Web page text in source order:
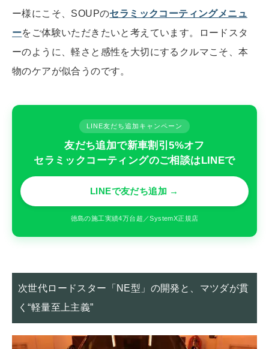
ー様にこそ、SOUPのセラミックコーティングメニュ
ーをご体験いただきたいと考えています。ロードスタ
ーのように、軽さと感性を大切にするクルマこそ、本
物のケアが似合うのです。
LINE友だち追加キャンペーン
友だち追加で新車割引5%オフ
セラミックコーティングのご相談はLINEで
LINEで友だち追加 →
徳島の施工実績4万台超／SystemX正規店
次世代ロードスター「NE型」の開発と、マツダが貫
く“軽量至上主義”